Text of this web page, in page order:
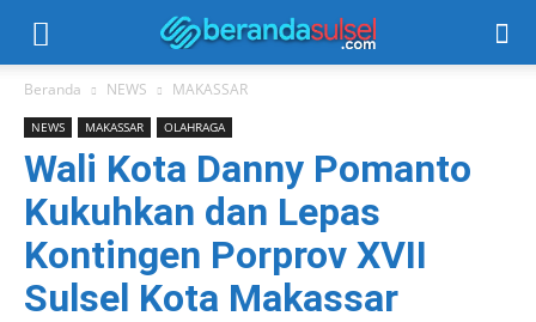
Beranda NEWS MAKASSAR
NEWS MAKASSAR OLAHRAGA
Wali Kota Danny Pomanto
Kukuhkan dan Lepas
Kontingen Porprov XVII
Sulsel Kota Makassar